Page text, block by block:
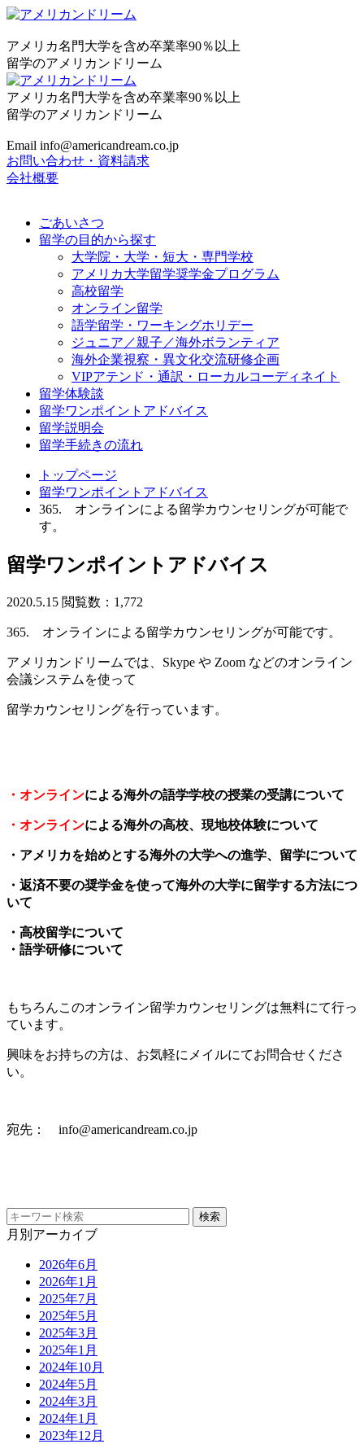
アメリカ名門大学を含め卒業率90％以上
留学のアメリカンドリーム
アメリカ名門大学を含め卒業率90％以上
留学のアメリカンドリーム
Email info@americandream.co.jp
お問い合わせ・資料請求
会社概要
ごあいさつ
留学の目的から探す
大学院・大学・短大・専門学校
アメリカ大学留学奨学金プログラム
高校留学
オンライン留学
語学留学・ワーキングホリデー
ジュニア／親子／海外ボランティア
海外企業視察・異文化交流研修企画
VIPアテンド・通訳・ローカルコーディネイト
留学体験談
留学ワンポイントアドバイス
留学説明会
留学手続きの流れ
トップページ
留学ワンポイントアドバイス
365. オンラインによる留学カウンセリングが可能で
す。
留学ワンポイントアドバイス
2020.5.15 閲覧数：1,772
365. オンラインによる留学カウンセリングが可能です。
アメリカンドリームでは、Skype や Zoom などのオンライン
会議システムを使って
留学カウンセリングを行っています。
・オンラインによる海外の語学学校の授業の受講について
・オンラインによる海外の高校、現地校体験について
・アメリカを始めとする海外の大学への進学、留学について
・返済不要の奨学金を使って海外の大学に留学する方法につ
いて
・高校留学について
・語学研修について
もちろんこのオンライン留学カウンセリングは無料にて行っ
ています。
興味をお持ちの方は、お気軽にメイルにてお問合せくださ
い。
宛先： info@americandream.co.jp
月別アーカイブ
2026年6月
2026年1月
2025年7月
2025年5月
2025年3月
2025年1月
2024年10月
2024年5月
2024年3月
2024年1月
2023年12月